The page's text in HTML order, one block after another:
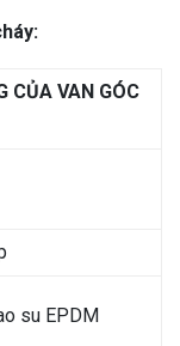
CỦA VAN GÓC
su EPDM